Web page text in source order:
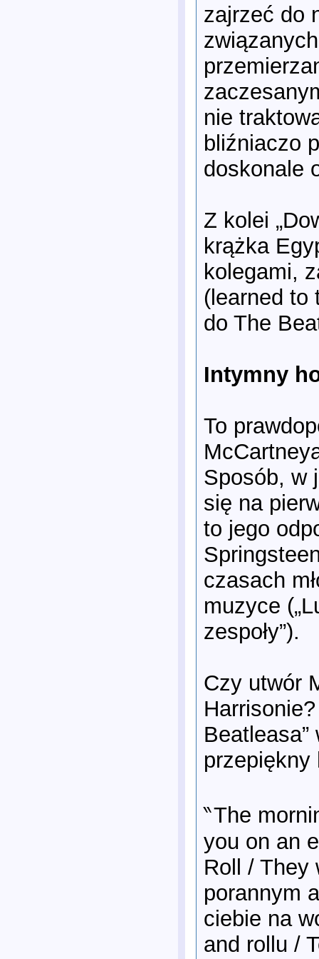
zajrzeć do
nie
bliźniaczo
doskonale
Z kolei
krążka
kolegami,
(learned to
do The
Intymny
To
Sposób, w
się na
to jego
czasach
muzyce
zespoły”).
Czy utwór
przepiękny
‶The
you on an
Roll / They
porannym
ciebie na
and rollu /